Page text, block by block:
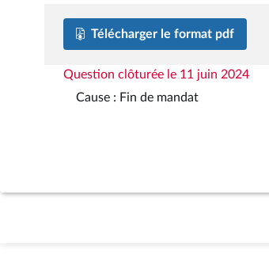
Télécharger le format pdf
Question clôturée le 11 juin 2024
Cause : Fin de mandat